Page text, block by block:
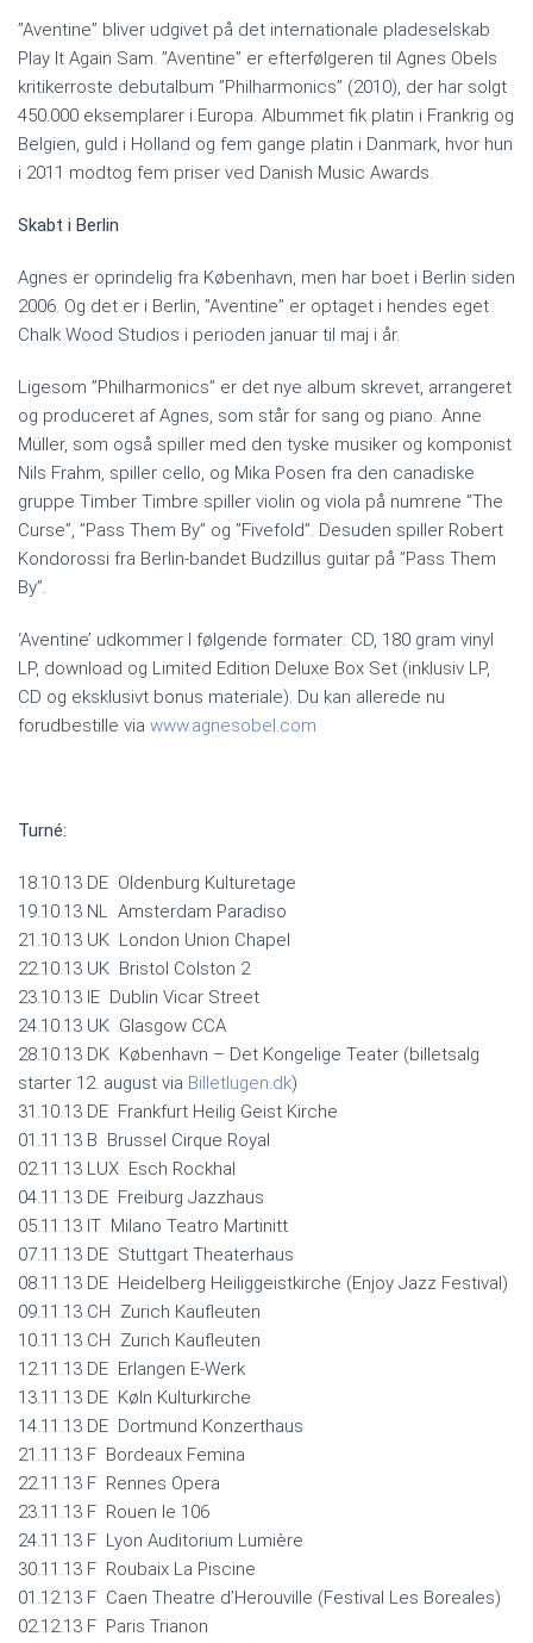
”Aventine” bliver udgivet på det internationale pladeselskab
Play It Again Sam. ”Aventine” er efterfølgeren til Agnes Obels
kritikerroste debutalbum ”Philharmonics” (2010), der har solgt
450.000 eksemplarer i Europa. Albummet fik platin i Frankrig og
Belgien, guld i Holland og fem gange platin i Danmark, hvor hun
i 2011 modtog fem priser ved Danish Music Awards.
Skabt i Berlin
Agnes er oprindelig fra København, men har boet i Berlin siden
2006. Og det er i Berlin, ”Aventine” er optaget i hendes eget
Chalk Wood Studios i perioden januar til maj i år.
Ligesom ”Philharmonics” er det nye album skrevet, arrangeret
og produceret af Agnes, som står for sang og piano. Anne
Müller, som også spiller med den tyske musiker og komponist
Nils Frahm, spiller cello, og Mika Posen fra den canadiske
gruppe Timber Timbre spiller violin og viola på numrene ”The
Curse”, ”Pass Them By” og ”Fivefold”. Desuden spiller Robert
Kondorossi fra Berlin-bandet Budzillus guitar på ”Pass Them
By”.
‘Aventine’ udkommer I følgende formater: CD, 180 gram vinyl
LP, download og Limited Edition Deluxe Box Set (inklusiv LP,
CD og eksklusivt bonus materiale). Du kan allerede nu
forudbestille via www.agnesobel.com
Turné:
18.10.13 DE Oldenburg Kulturetage
19.10.13 NL Amsterdam Paradiso
21.10.13 UK London Union Chapel
22.10.13 UK Bristol Colston 2
23.10.13 IE Dublin Vicar Street
24.10.13 UK Glasgow CCA
28.10.13 DK København – Det Kongelige Teater (billetsalg
starter 12. august via Billetlugen.dk)
31.10.13 DE Frankfurt Heilig Geist Kirche
01.11.13 B Brussel Cirque Royal
02.11.13 LUX Esch Rockhal
04.11.13 DE Freiburg Jazzhaus
05.11.13 IT Milano Teatro Martinitt
07.11.13 DE Stuttgart Theaterhaus
08.11.13 DE Heidelberg Heiliggeistkirche (Enjoy Jazz Festival)
09.11.13 CH Zurich Kaufleuten
10.11.13 CH Zurich Kaufleuten
12.11.13 DE Erlangen E-Werk
13.11.13 DE Køln Kulturkirche
14.11.13 DE Dortmund Konzerthaus
21.11.13 F Bordeaux Femina
22.11.13 F Rennes Opera
23.11.13 F Rouen le 106
24.11.13 F Lyon Auditorium Lumière
30.11.13 F Roubaix La Piscine
01.12.13 F Caen Theatre d’Herouville (Festival Les Boreales)
02.12.13 F Paris Trianon